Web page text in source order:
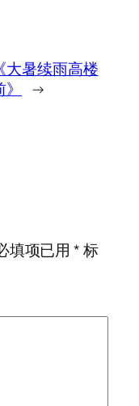
《大暑续雨高楼
→
填项已用*标